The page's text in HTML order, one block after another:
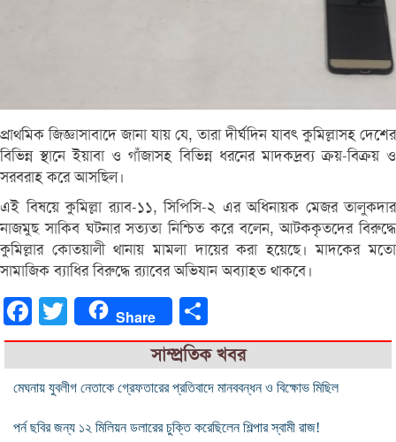
প্রাথমিক জিজ্ঞাসাবাদে জানা যায় যে, তারা দীর্ঘদিন যাবৎ কুমিল্লাসহ দেশের
বিভিন্ন স্থানে ইয়াবা ও গাঁজাসহ বিভিন্ন ধরনের মাদকদ্রব্য ক্রয়-বিক্রয় ও
সরবরাহ করে আসছিল।
এই বিষয়ে কুমিল্লা র‌্যাব-১১, সিপিসি-২ এর অধিনায়ক মেজর তালুকদার
নাজমুছ সাকিব ঘটনার সত্যতা নিশ্চিত করে বলেন, আটককৃতদের বিরুদ্ধে
কুমিল্লার কোতয়ালী থানায় মামলা দায়ের করা হয়েছে। মাদকের মতো
সামাজিক ব্যাধির বিরুদ্ধে র‌্যাবের অভিযান অব্যাহত থাকবে।
FacebookTwitter Share
সাম্প্রতিক খবর
মেঘনায় যুবলীগ নেতাকে গ্রেফতারের প্রতিবাদে মানববন্ধন ও বিক্ষোভ মিছিল
পর্ন ছবির জন্য ১২ মিলিয়ন ডলারের চুক্তি করেছিলেন শিল্পার স্বামী রাজ!